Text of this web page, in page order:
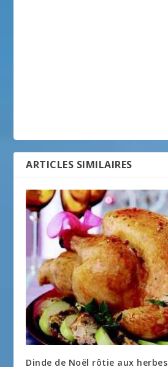
ARTICLES SIMILAIRES
Dinde de Noël rôtie aux herbes